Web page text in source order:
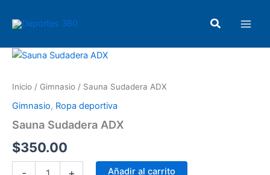
Buscar
Inicio / Gimnasio / Sauna Sudadera ADX
Gimnasio, Ropa deportiva
Sauna Sudadera ADX
$350.00
Sauna
cantidad
Añadir al carrito